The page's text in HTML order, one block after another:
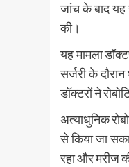
जांच के बाद यह
की।
यह मामला
सर्जरी के
डॉक्टरों ने
अत्याधुनिक
से किया जा
रहा और मरीज